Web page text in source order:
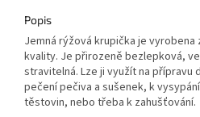
Popis
Jemná rýžová krupička je
kvality. Je přirozeně bezlepková,
stravitelná. Lze ji využít na přípravu
pečení pečiva a sušenek, k
těstovin, nebo třeba k zahušťování.